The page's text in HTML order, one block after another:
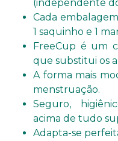
(independente
Cada
1 saquinho e 1
FreeCup é um
que substitui os
A forma mais
menstruação.
Seguro,
acima de tudo
Adapta-se